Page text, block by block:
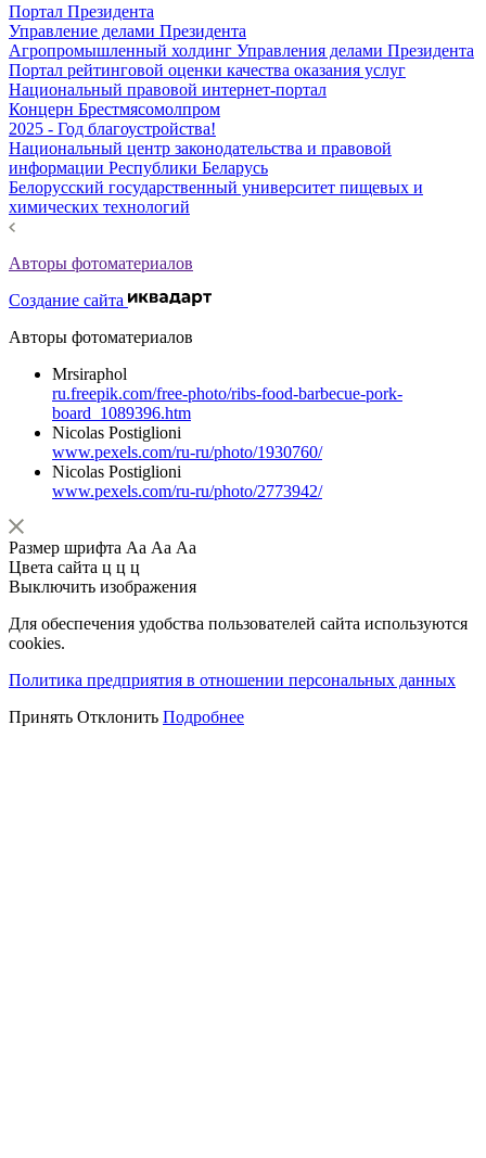
Портал Президента
Управление делами Президента
Агропромышленный холдинг Управления делами Президента
Портал рейтинговой оценки качества оказания услуг
Национальный правовой интернет-портал
Концерн Брестмясомолпром
2025 - Год благоустройства!
Национальный центр законодательства и правовой
информации Республики Беларусь
Белорусский государственный университет пищевых и
химических технологий
Авторы фотоматериалов
Создание сайта
Авторы фотоматериалов
Mrsiraphol
ru.freepik.com/free-photo/ribs-food-barbecue-pork-
board_1089396.htm
Nicolas Postiglioni
www.pexels.com/ru-ru/photo/1930760/
Nicolas Postiglioni
www.pexels.com/ru-ru/photo/2773942/
Размер шрифта Аа Аа Аа
Цвета сайта ц ц ц
Выключить изображения
Для обеспечения удобства пользователей сайта используются
cookies.
Политика предприятия в отношении персональных данных
Принять Отклонить Подробнее